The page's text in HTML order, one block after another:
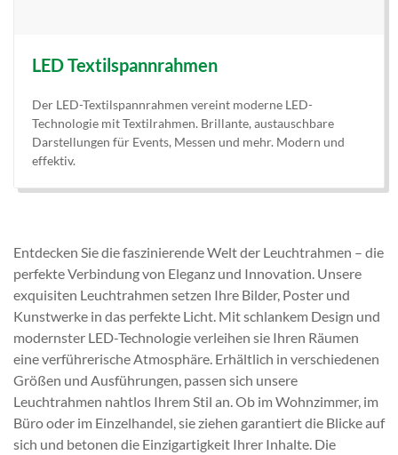
LED Textilspannrahmen
Der LED-Textilspannrahmen vereint moderne LED-
Technologie mit Textilrahmen. Brillante, austauschbare
Darstellungen für Events, Messen und mehr. Modern und
effektiv.
Entdecken Sie die faszinierende Welt der Leuchtrahmen – die
perfekte Verbindung von Eleganz und Innovation. Unsere
exquisiten Leuchtrahmen setzen Ihre Bilder, Poster und
Kunstwerke in das perfekte Licht. Mit schlankem Design und
modernster LED-Technologie verleihen sie Ihren Räumen
eine verführerische Atmosphäre. Erhältlich in verschiedenen
Größen und Ausführungen, passen sich unsere
Leuchtrahmen nahtlos Ihrem Stil an. Ob im Wohnzimmer, im
Büro oder im Einzelhandel, sie ziehen garantiert die Blicke auf
sich und betonen die Einzigartigkeit Ihrer Inhalte. Die